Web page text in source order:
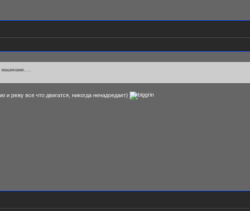
машинами.....
режу все что двигатся, никогда ненадоедает)